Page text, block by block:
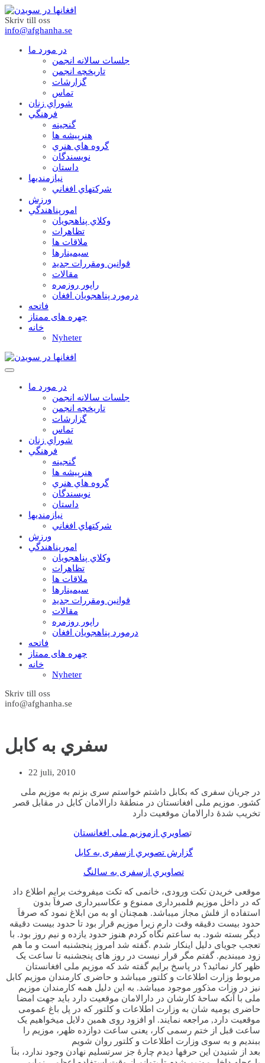
Skriv till oss
info@afghanha.se
در مورد ما
جلسات سالانه انجمن
تاریخچه انجمن
گزارشات
تماس
شوراي زنان
فرهنگي
گنجينه
هنرپيشه ها
گروه هاي هنري
نويسندگان
داستان
نيازمنديها
شرکتهاي افغاني
ورزش
امورپناهندگي
وکلاي پناهجويان
تظاهرات
ملاقات ها
سيمينارها
قوانين ومقررات جديد
مقالات
راپور روزمره
درمورد پناهجويان افغان
فاتحه
چهره های ممتاز
خانه
Nyheter
در مورد ما
جلسات سالانه انجمن
تاریخچه انجمن
گزارشات
تماس
شوراي زنان
فرهنگي
گنجينه
هنرپيشه ها
گروه هاي هنري
نويسندگان
داستان
نيازمنديها
شرکتهاي افغاني
ورزش
امورپناهندگي
وکلاي پناهجويان
تظاهرات
ملاقات ها
سيمينارها
قوانين ومقررات جديد
مقالات
راپور روزمره
درمورد پناهجويان افغان
فاتحه
چهره های ممتاز
خانه
Nyheter
Skriv till oss
info@afghanha.se
سفري به کابل
22 juli, 2010
در جریان سفری که بکابل داشتم خواستم سری بزنم به موزیم ملی
کشور. موزیم ملی افغانستان در منطقۀ دارالامان کابل در مقابل قصر
تخریب شدۀ دارالامان موقعیت دارد
تصاويري ازموزیم ملی افغانستان
گزارش تصويري ازسفری به کابل
تصاويري ازسفری به سالنگ
موقعی خریدن تکت ورودی، خانمی که تکت میفروخت برایم اطلاع داد
که در داخل موزیم فلمبرداری ممنوع و عکاسبرداری صرفاَ بدون
استفاده از فلش مجاز میباشد. همچنان او به من ابلاغ نمود که صرفاَ
حدود بیست دقیقه وقت دارم زیرا موزیم قرار بود تا حدود بیست دقیقه
دیگر بسته شود. به ساعتم نگاه کردم هنوز حدود یازده و نیم روز بود. با
تعجب جویای دلیل اینکار شدم .گفته شد امروز پنجشنبه است و ما هم
زود میبندیم. گفتم مگر قرار نیست در روز های پنجشنبه تا ساعت یک
ظهر کار نمائید؟ در پاسخ برایم گفته شد که موزیم ملی افغانستان
مربوط وزارت اطلاعات و کلتور میباشد و حاضری کارمندان موزیم کابل
نیز در وزات مذکور موجود میباشد. به این دلیل همه کارمندان موزیم
ملی با آنکه ساحۀ کارشان در دارالامان موقعیت دارد باید جهت امضا
حاضری یومیه شان به وزارت اطلاعات و کلتور که در پل باغ عمومی
موقعیت دارد, مراجعه نمایند. او افزود روی همین دلایل میخواهیم یک
ساعت قبل از ختم رسمی کار، یعنی ساعت دوازده ظهر، موزیم را
ببندیم و به سوی وزارت اطلاعات و کلتور روان شویم
بعد از شنیدن این حرفها دیدم چارۀ جز سرتسلیم نهادن وجود ندارد، بناَ